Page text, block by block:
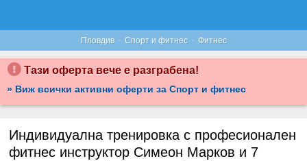
Пловдив · Спорт и фитнес · Фитнес
Тази оферта вече е разграбена!
» Виж всички активни оферти за Спорт и фитнес
Индивидуална тренировка с професионален
фитнес инструктор Симеон Марков и 7